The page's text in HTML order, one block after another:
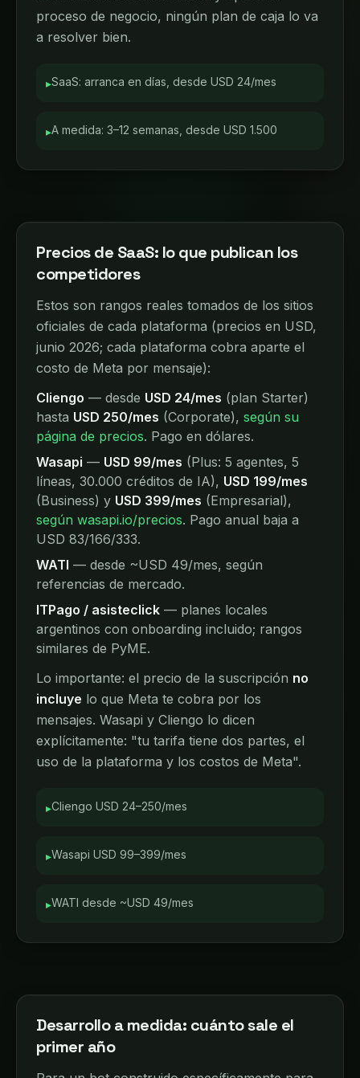
proceso de negocio, ningún plan de caja lo va
a resolver bien.
▸SaaS: arranca en días, desde USD 24/mes
▸A medida: 3–12 semanas, desde USD 1.500
Precios de SaaS: lo que publican los
competidores
Estos son rangos reales tomados de los sitios
oficiales de cada plataforma (precios en USD,
junio 2026; cada plataforma cobra aparte el
costo de Meta por mensaje):
Cliengo — desde USD 24/mes (plan Starter)
hasta USD 250/mes (Corporate), según su
página de precios. Pago en dólares.
Wasapi — USD 99/mes (Plus: 5 agentes, 5
líneas, 30.000 créditos de IA), USD 199/mes
(Business) y USD 399/mes (Empresarial),
según wasapi.io/precios. Pago anual baja a
USD 83/166/333.
WATI — desde ~USD 49/mes, según
referencias de mercado.
ITPago / asisteclick — planes locales
argentinos con onboarding incluido; rangos
similares de PyME.
Lo importante: el precio de la suscripción no
incluye lo que Meta te cobra por los
mensajes. Wasapi y Cliengo lo dicen
explícitamente: "tu tarifa tiene dos partes, el
uso de la plataforma y los costos de Meta".
▸Cliengo USD 24–250/mes
▸Wasapi USD 99–399/mes
▸WATI desde ~USD 49/mes
Desarrollo a medida: cuánto sale el
primer año